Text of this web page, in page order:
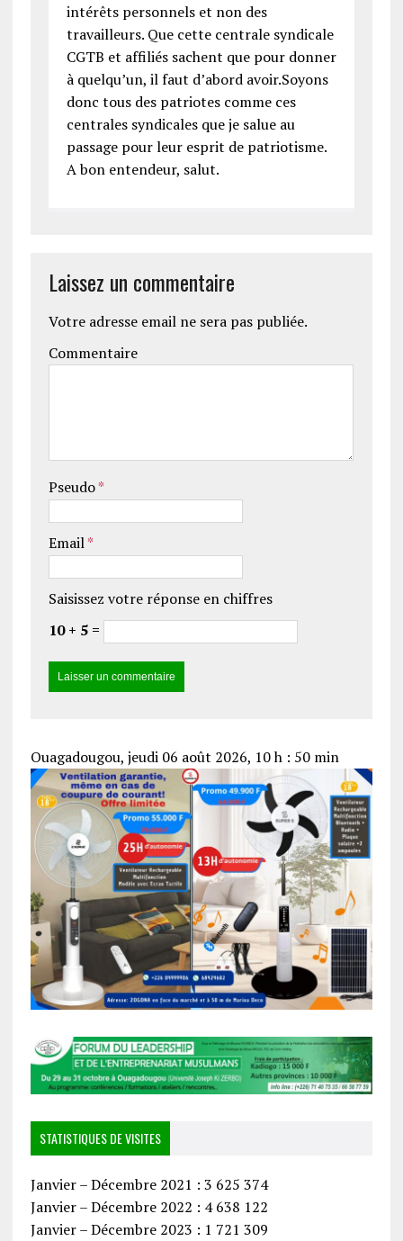
intérêts personnels et non des
travailleurs. Que cette centrale syndicale
CGTB et affiliés sachent que pour donner
à quelqu’un, il faut d’abord avoir.Soyons
donc tous des patriotes comme ces
centrales syndicales que je salue au
passage pour leur esprit de patriotisme.
A bon entendeur, salut.
Laissez un commentaire
Votre adresse email ne sera pas publiée.
Commentaire
Pseudo*
Email*
Saisissez votre réponse en chiffres
10 + 5 =
Ouagadougou, jeudi 06 août 2026, 10 h : 50 min
STATISTIQUES DE VISITES
Janvier – Décembre 2021 : 3 625 374
Janvier – Décembre 2022 : 4 638 122
Janvier – Décembre 2023 : 1 721 309